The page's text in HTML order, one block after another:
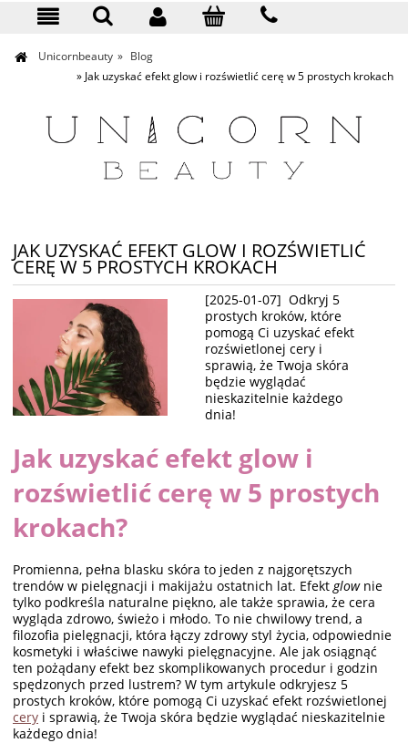
Unicornbeauty » Blog
» Jak uzyskać efekt glow i rozświetlić cerę w 5 prostych krokach
JAK UZYSKAĆ EFEKT GLOW I ROZŚWIETLIĆ
CERĘ W 5 PROSTYCH KROKACH
[2025-01-07] Odkryj 5
prostych kroków, które
pomogą Ci uzyskać efekt
rozświetlonej cery i
sprawią, że Twoja skóra
będzie wyglądać
nieskazitelnie każdego
dnia!
Jak uzyskać efekt glow i
rozświetlić cerę w 5 prostych
krokach?
Promienna, pełna blasku skóra to jeden z najgorętszych
trendów w pielęgnacji i makijażu ostatnich lat. Efekt glownie
tylko podkreśla naturalne piękno, ale także sprawia, że cera
wygląda zdrowo, świeżo i młodo. To nie chwilowy trend, a
filozofia pielęgnacji, która łączy zdrowy styl życia, odpowiednie
kosmetyki i właściwe nawyki pielęgnacyjne. Ale jak osiągnąć
ten pożądany efekt bez skomplikowanych procedur i godzin
spędzonych przed lustrem? W tym artykule odkryjesz 5
prostych kroków, które pomogą Ci uzyskać efekt rozświetlonej
cery i sprawią, że Twoja skóra będzie wyglądać nieskazitelnie
każdego dnia!